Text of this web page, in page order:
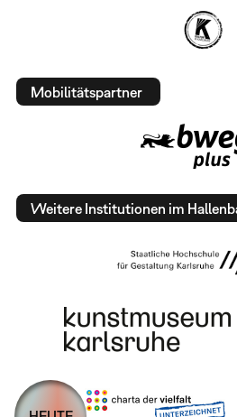
Mobilitätspartner
Weitere Institutionen im